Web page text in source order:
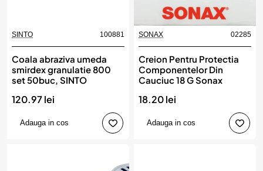
SINTO 100881
Coala abraziva umeda
smirdex granulatie 800
set 50buc, SINTO
120.97 lei
Adauga in cos
SONAX 02285
Creion Pentru Protectia
Componentelor Din
Cauciuc 18 G Sonax
18.20 lei
Adauga in cos